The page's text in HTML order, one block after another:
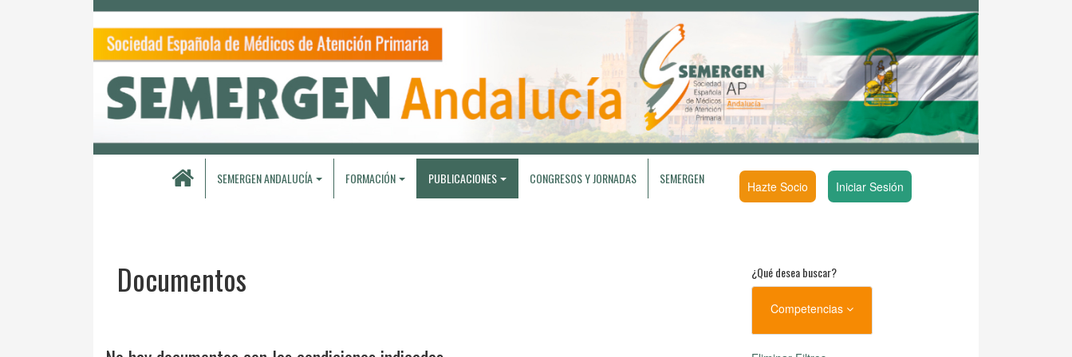
SEMERGEN ANDALUCÍA FORMACIÓN PUBLICACIONES CONGRESOS Y JORNADAS SEMERGEN Hazte Socio Iniciar Sesión
Documentos ¿Qué desea buscar?
Competencias